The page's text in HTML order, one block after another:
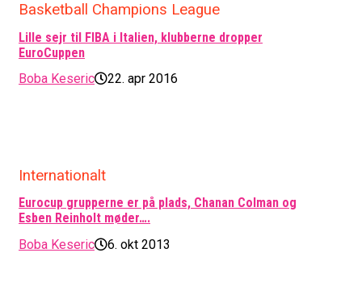
Basketball Champions League
Lille sejr til FIBA i Italien, klubberne dropper
EuroCuppen
Boba Keseric
22. apr 2016
Internationalt
Eurocup grupperne er på plads, Chanan Colman og
Esben Reinholt møder….
Boba Keseric
6. okt 2013